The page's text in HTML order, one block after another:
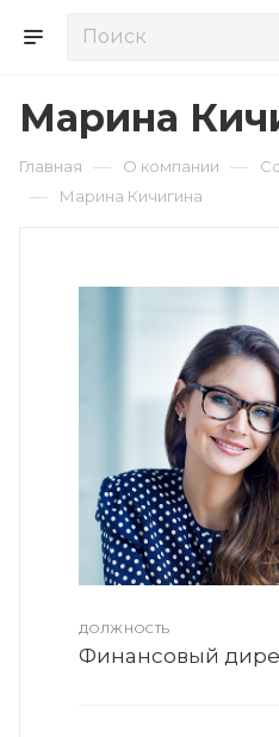
Марина
Главная — О компании —
— Марина Кичигина
ДОЛЖНОСТЬ
Финансовый